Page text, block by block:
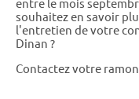
entre le mois
souhaitez en savoir
l'entretien de votre
Dinan ?
Contactez votre